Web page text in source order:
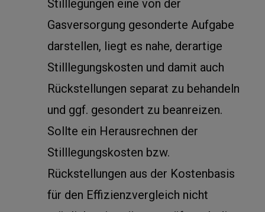
Stilllegungen eine von der
Gasversorgung gesonderte Aufgabe
darstellen, liegt es nahe, derartige
Stilllegungskosten und damit auch
Rückstellungen separat zu behandeln
und ggf. gesondert zu beanreizen.
Sollte ein Herausrechnen der
Stilllegungskosten bzw.
Rückstellungen aus der Kostenbasis
für den Effizienzvergleich nicht